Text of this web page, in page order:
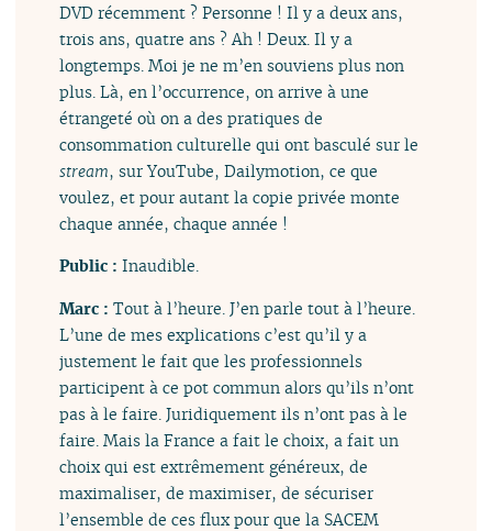
DVD récemment ? Personne ! Il y a deux ans,
trois ans, quatre ans ? Ah ! Deux. Il y a
longtemps. Moi je ne m’en souviens plus non
plus. Là, en l’occurrence, on arrive à une
étrangeté où on a des pratiques de
consommation culturelle qui ont basculé sur le
stream, sur YouTube, Dailymotion, ce que
voulez, et pour autant la copie privée monte
chaque année, chaque année !
Public :Inaudible.
Marc :Tout à l’heure. J’en parle tout à l’heure.
L’une de mes explications c’est qu’il y a
justement le fait que les professionnels
participent à ce pot commun alors qu’ils n’ont
pas à le faire. Juridiquement ils n’ont pas à le
faire. Mais la France a fait le choix, a fait un
choix qui est extrêmement généreux, de
maximaliser, de maximiser, de sécuriser
l’ensemble de ces flux pour que la SACEM